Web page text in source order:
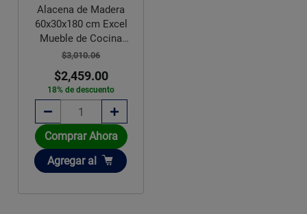
Alacena de Madera
60x30x180 cm Excel
Mueble de Cocina
Rústico
$3,010.06
$2,459.00
18% de descuento
Comprar Ahora
Añadir
Agregar al